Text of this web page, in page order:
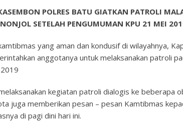
POLRES BATU GIATKAN PATROLI
SETELAH PENGUMUMAN KPU 21 MEI
yang aman dan kondusif di wilayahnya,
anggotanya untuk melaksanakan patroli
kegiatan patroli dialogis ke beberapa
juga memberikan pesan – pesan Kamtibmas
di pagi dini hari ini.